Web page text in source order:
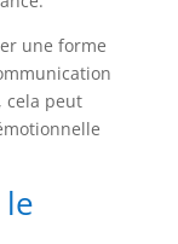
une forme
cela peut